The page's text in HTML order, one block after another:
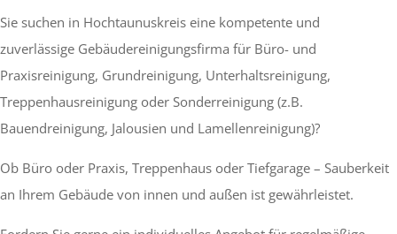
Sie suchen in Hochtaunuskreis eine kompetente und
zuverlässige Gebäudereinigungsfirma für Büro- und
Praxisreinigung, Grundreinigung, Unterhaltsreinigung,
Treppenhausreinigung oder Sonderreinigung (z.B.
Bauendreinigung, Jalousien und Lamellenreinigung)?
Ob Büro oder Praxis, Treppenhaus oder Tiefgarage – Sauberkeit
an Ihrem Gebäude von innen und außen ist gewährleistet.